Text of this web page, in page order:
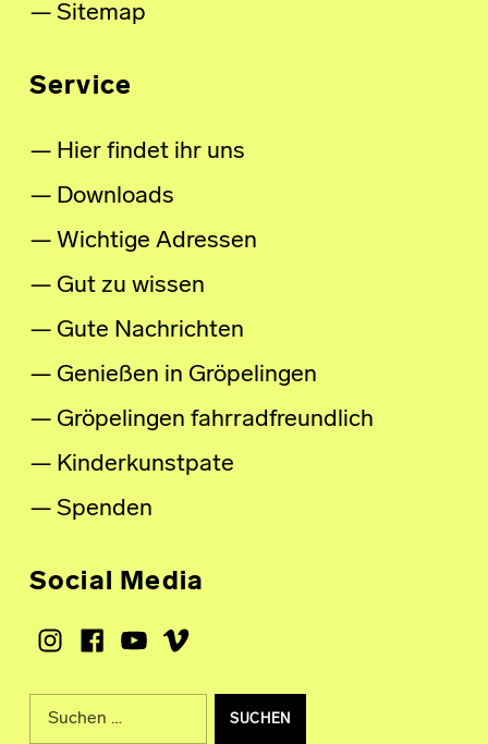
Sitemap
Service
Hier findet ihr uns
Downloads
Wichtige Adressen
Gut zu wissen
Gute Nachrichten
Genießen in Gröpelingen
Gröpelingen fahrradfreundlich
Kinderkunstpate
Spenden
Social Media
Instagram
Facebook
Youtube
Vimeo
Suche nach: